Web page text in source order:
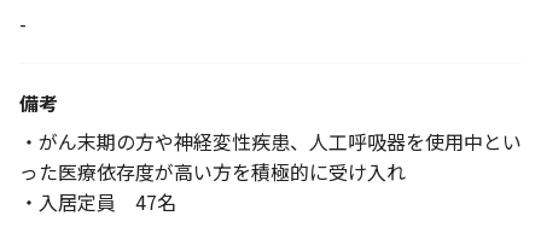
-
備考
・がん末期の方や神経変性疾患、人工呼吸器を使用中とい
った医療依存度が高い方を積極的に受け入れ
・入居定員 47名